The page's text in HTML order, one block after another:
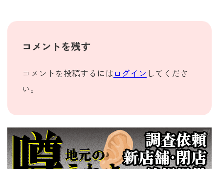
コメントを残す
コメントを投稿するには ログイン してくださ
い。